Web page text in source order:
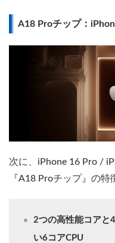
A18 Proチップ：
次に、iPhone 16 Pro /
『A18 Proチップ』の特
2つの高性能コアと
い6 コ ア C P U